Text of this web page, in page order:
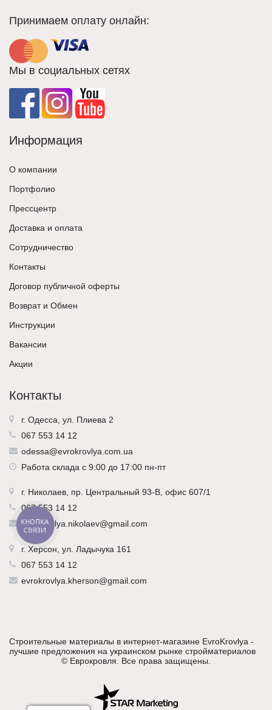
Принимаем оплату онлайн:
Мы в социальных сетях
Информация
О компании
Портфолио
Прессцентр
Доставка и оплата
Сотрудничество
Контакты
Договор публичной оферты
Возврат и Обмен
Инструкции
Вакансии
Акции
Контакты
г. Одесса, ул. Плиева 2
067 553 14 12
odessa@evrokrovlya.com.ua
Работа склада с 9:00 до 17:00 пн-пт
г. Николаев , пр. Центральный 93-В, офис 607/1
067 553 14 12
evrokrovlya.nikolaev@gmail.com
г. Херсон , ул. Ладычука 161
067 553 14 12
evrokrovlya.kherson@gmail.com
Строительные материалы в интернет-магазине EvroKrovlya -
лучшие предложения на украинском рынке стройматериалов
© Еврокровля . Все права защищены.
КНОПКА
СВЯЗИ